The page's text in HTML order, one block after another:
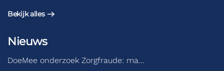
Bekijk alles
Nieuws
DoeMee onderzoek Zorgfraude: ma…